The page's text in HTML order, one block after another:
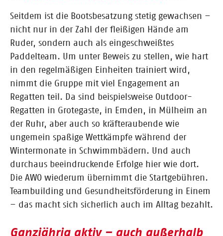
Seitdem ist die Bootsbesatzung stetig gewachsen –
nicht nur in der Zahl der fleißigen Hände am
Ruder, sondern auch als eingeschweißtes
Paddelteam. Um unter Beweis zu stellen, wie hart
in den regelmäßigen Einheiten trainiert wird,
nimmt die Gruppe mit viel Engagement an
Regatten teil. Da sind beispielsweise Outdoor-
Regatten in Grotegaste, in Emden, in Mülheim an
der Ruhr, aber auch so kräfteraubende wie
ungemein spaßige Wettkämpfe während der
Wintermonate in Schwimmbädern. Und auch
durchaus beeindruckende Erfolge hier wie dort.
Die AWO wiederum übernimmt die Startgebühren.
Teambuilding und Gesundheitsförderung in Einem
– das macht sich sicherlich auch im Alltag bezahlt.
Ganzjährig aktiv – auch außerhalb